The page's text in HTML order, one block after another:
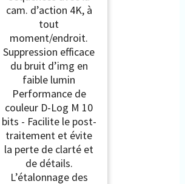
cam. d’action 4K, à
tout
moment/endroit.
Suppression efficace
du bruit d’img en
faible lumin
Performance de
couleur D-Log M 10
bits - Facilite le post-
traitement et évite
la perte de clarté et
de détails.
L’étalonnage des